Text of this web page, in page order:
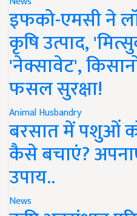
इफको-एमसी ने
कृषि उत्पाद,
'नेक्सावेट',
फसल सुरक्षा!
Animal Husbandry
बरसात में पशुओं
कैसे बचाएं?
उपाय..
News